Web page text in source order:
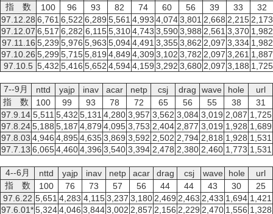
指 数
100 96 93 82 74 60 56 39 33
32
97.12.28 6,761 6,522 6,289 5,561 4,993 4,0743,801 2,668 2,215 2,173
97.12.07 6,517 6,282 6,115 5,3104,743 3,5903,988 2,561 3,370 1,982
97.11.16 5,239 5,976 5,963 5,0944,491 3,3553,862 2,097 3,334 1,982
97.10.26 5,299 5,7155,819 4,849 4,309 3,102 3,782 2,097 3,261 1,887
97.10.5 5,432 5,416 5,652 4,5944,159 3,292 3,680 2,097 3,188 1,725
7--9月 nttd yajp inav acar netp csj drag wave hole
url
指 数
100 99 93 78 72 65 56 55 38
31
97.9.14 5,511 5,432 5,131 4,280 3,957 3,562 3,084 3,019 2,087 1,725
97.8.245,188 5,187 4,879 4,095 3,753 2,404 2,877 3,019 1,928 1,689
97.8.03 4,946 4,8954,6353,869 3,592 2,502 2,794 2,818 1,928 1,531
97.7.13 6,0654,4604,396 3,540 3,394 2,478 2,380 2,460 1,773 1,531
4--6月 nttd yajp inav netp acar drag csj wave hole
url
指 数
100 76 73 57 56 44 44 43 30
25
97.6.22 5,651 4,283 4,115 3,237 3,180 2,469 2,463 2,433 1,694 1,421
97.6.01*5,3244,046 3,8443,002 2,857 2,156 2,229 2,470 1,556 1,328